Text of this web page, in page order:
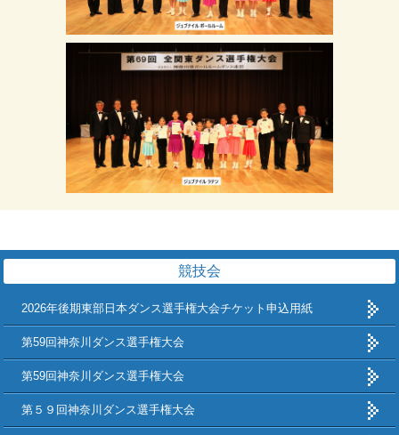
競技会
2026年後期東部日本ダンス選手権大会チケット申込用紙
第59回神奈川ダンス選手権大会
第59回神奈川ダンス選手権大会
第５９回神奈川ダンス選手権大会